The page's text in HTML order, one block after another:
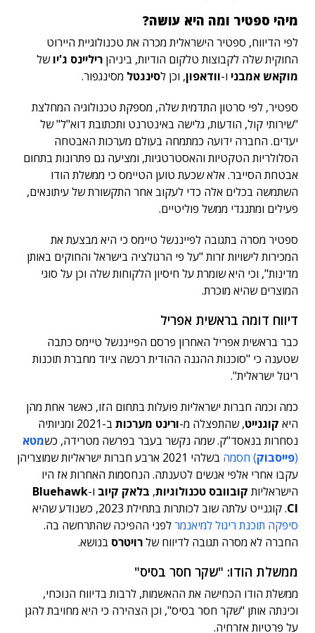
מיהי ספטיר ומה היא עושה?
לפי הדיווח, ספטיר הישראלית מכרה את טכנולוגיית היירוט
החוקית שלה לקבוצות טלקום הודיות, ביניהן ריליינס ג'יושל
מוקאש אמבני ו-וודאפון, וכן לסינגטל מסינגפור.
ספטיר, לפי סרטון התדמית שלה, מספקת טכנולוגיה המחלצת
"שירותי קול, הודעות, גלישה באינטרנט ותכתובת דוא"ל" של
יעדים. החברה ידועה כמתמחה בעולם מערכות האבטחה
הסלולריות הטקטיות והאסטרטגיות, ומציעה גם פתרונות בתחום
אבטחת הסייבר. אלא שכעת טוען הטיימס כי ממשלת הודו
השתמשה בכלים אלה כדי לעקוב אחר התקשורת של עיתונאים,
פעילים ומתנגדי ממשל פוליטיים.
ספטיר מסרה בתגובה לפייננשל טיימס כי היא מבצעת את
המכירות לישויות זרות "על פי הרגולציה בישראל והחוקים באותן
מדינות", וכי היא שומרת על חיסיון הלקוחות שלה וכן על סוגי
המוצרים שהיא מוכרת.
דיווח דומה בראשית אפריל
כבר בראשית אפריל האחרון פרסם הפייננשל טיימס כתבה
שטענה כי "סוכנות ההגנה ההודית רכשה ציוד מחברת תוכנות
ריגול ישראלית".
כמה וכמה חברות ישראליות פועלות בתחום הזו, כאשר אחת מהן
היא קוגנייט, שהתפצלה מ-ורינט מערכות
ב-2021 ומניותיה
נסחרות בנאסד"ק.שמה נקשר בעבר בפרשה מטרידה, כשמטא
(פייסבוק) חסמה
בשלהי 2021 ארבע חברות ישראליות שמוצריהן
עקבו אחרי אלפי אנשים לטענתה. הנחסמות האחרות אז היו
הישראליות קובוובס טכנולוגיות, בלאק קיוב ו-Bluehawk
CI. קוגנייט עלתה שוב לכותרות בתחילת 2023, כשנודע שהיא
סיפקה תוכנת ריגול למיאנמרלפני ההפיכה שהתרחשה בה.
החברה לא מסרה תגובה לדיווח שלרויטרס בנושא.
ממשלת הודו: "שקר חסר בסיס"
ממשלת הודו הכחישה את ההאשמות, לרבות בדיווח הנוכחי,
וכינתה אותן "שקר חסר בסיס", וכן הצהירה כי היא מחויבת להגן
על פרטיות אזרחיה.